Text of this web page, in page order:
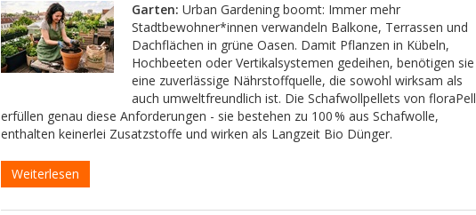
Garten: Urban Gardening boomt: Immer mehr
Stadtbewohner*innen verwandeln Balkone, Terrassen und
Dachflächen in grüne Oasen. Damit Pflanzen in Kübeln,
Hochbeeten oder Vertikalsystemen gedeihen, benötigen sie
eine zuverlässige Nährstoffquelle, die sowohl wirksam als
auch umweltfreundlich ist. Die Schafwollpellets von floraPell
erfüllen genau diese Anforderungen - sie bestehen zu 100 % aus Schafwolle,
enthalten keinerlei Zusatzstoffe und wirken als Langzeit Bio Dünger.
Weiterlesen